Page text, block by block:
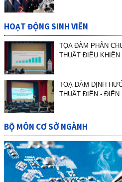
HOẠT ĐỘNG SINH VIÊN
TỌA ĐÀM PHÂN
THUẬT ĐIỀU KHIỂN
TOẠ ĐÀM ĐỊNH
THUẬT ĐIỆN - ĐIỆN...
BỘ MÔN CƠ SỞ NGÀNH